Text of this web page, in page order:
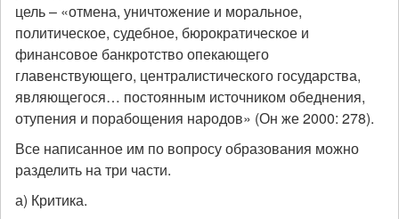
цель – «отмена, уничтожение и моральное,
политическое, судебное, бюрократическое и
финансовое банкротство опекающего
главенствующего, централистического государства,
являющегося… постоянным источником обеднения,
отупения и порабощения народов» (Он же 2000: 278).
Все написанное им по вопросу образования можно
разделить на три части.
а) Критика.